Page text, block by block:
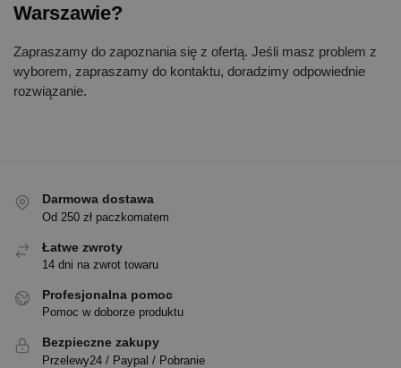
Warszawie?
Zapraszamy do zapoznania się z ofertą. Jeśli masz problem z
wyborem, zapraszamy do kontaktu, doradzimy odpowiednie
rozwiązanie.
Darmowa dostawa
Od 250 zł paczkomatem
Łatwe zwroty
14 dni na zwrot towaru
Profesjonalna pomoc
Pomoc w doborze produktu
Bezpieczne zakupy
Przelewy24 / Paypal / Pobranie